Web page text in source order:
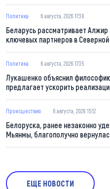
Политика 6 августа, 2026 17:38
Беларусь рассматривает Алжир
ключевых партнеров в
Политика 6 августа, 2026 17:35
Лукашенко объяснил
предлагает ускорить
Происшествия 6 августа, 2026 15:12
Белоруска, ранее незаконно
Мьянмы, благополучно
ЕЩЕ НОВОСТИ